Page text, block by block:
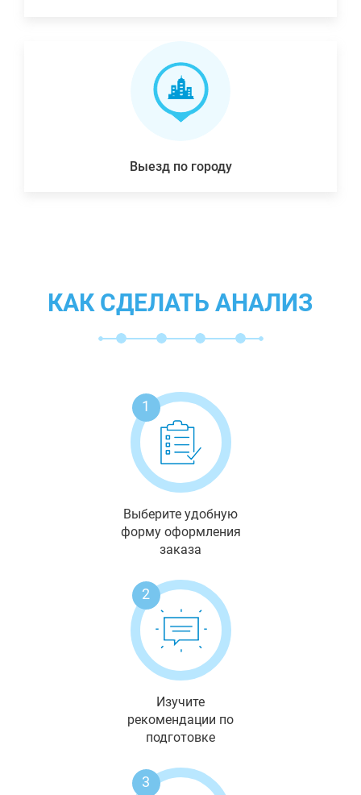
Выезд по городу
КАК СДЕЛАТЬ АНАЛИЗ
1
Выберите удобную
форму оформления
заказа
2
Изучите
рекомендации по
подготовке
3